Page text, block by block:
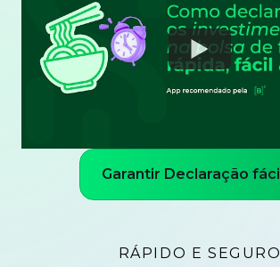
Watch
Garantir Declaração fácil
RÁPIDO E SEGURO